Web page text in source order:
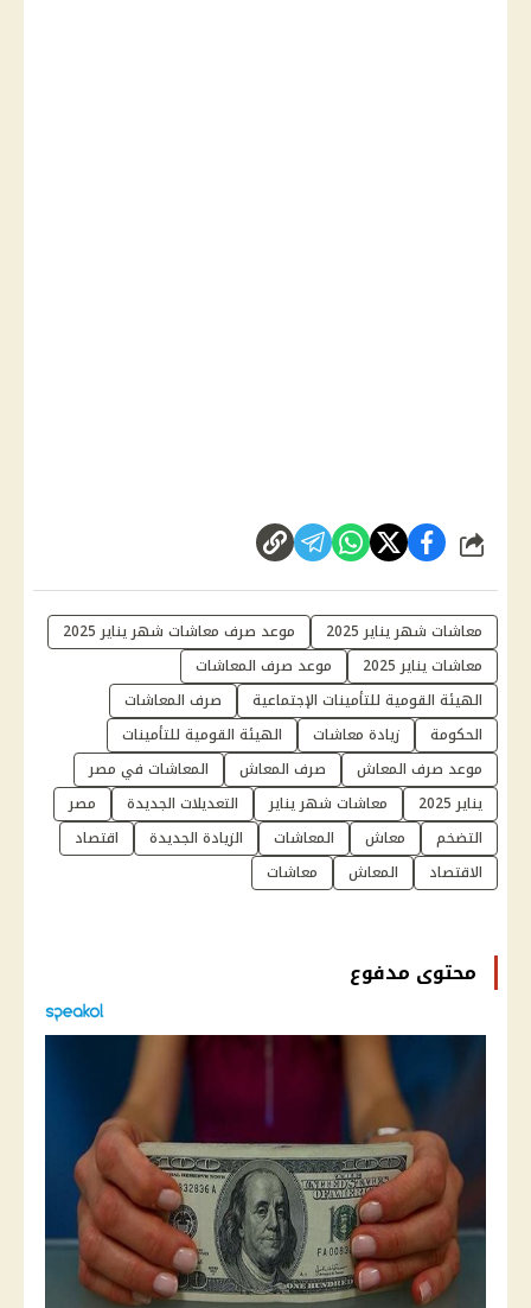
شارك
معاشات شهر يناير 2025
موعد صرف معاشات شهر يناير 2025
معاشات يناير 2025
موعد صرف المعاشات
الهيئة القومية للتأمينات الإجتماعية
صرف المعاشات
الحكومة
زيادة معاشات
الهيئة القومية للتأمينات
موعد صرف المعاش
صرف المعاش
المعاشات في مصر
يناير 2025
معاشات شهر يناير التعديلات الجديدة
مصر
التضخم
معاش المعاشات الزيادة الجديدة
اقتصاد
الاقتصاد
المعاش معاشات
محتوى مدفوع